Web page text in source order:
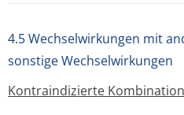
4.5 Wechselwirkungen mit
sonstige Wechselwirkungen
Kontraindizierte